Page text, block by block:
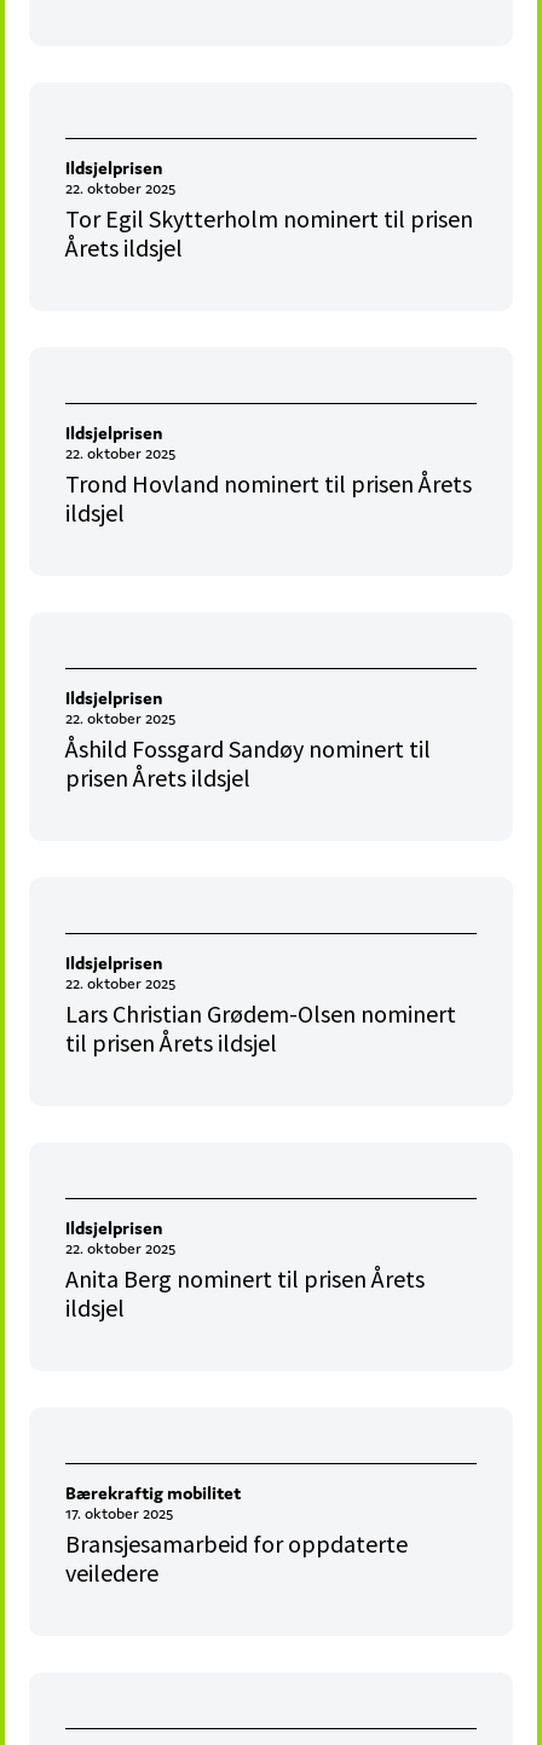
Ildsjelprisen
22. oktober 2025
Tor Egil Skytterholm nominert til prisen
Årets ildsjel
Ildsjelprisen
22. oktober 2025
Trond Hovland nominert til prisen Årets
ildsjel
Ildsjelprisen
22. oktober 2025
Åshild Fossgard Sandøy nominert til
prisen Årets ildsjel
Ildsjelprisen
22. oktober 2025
Lars Christian Grødem-Olsen nominert
til prisen Årets ildsjel
Ildsjelprisen
22. oktober 2025
Anita Berg nominert til prisen Årets
ildsjel
Bærekraftig mobilitet
17. oktober 2025
Bransjesamarbeid for oppdaterte
veiledere